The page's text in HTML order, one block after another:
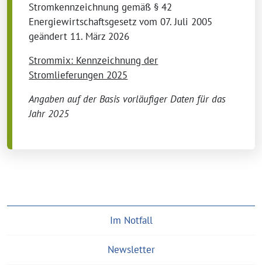
Stromkennzeichnung gemäß § 42
Energiewirtschaftsgesetz vom 07. Juli 2005
geändert 11. März 2026
Strommix: Kennzeichnung der
Stromlieferungen 2025
Angaben auf der Basis vorläufiger Daten für das
Jahr 2025
Im Notfall
Newsletter